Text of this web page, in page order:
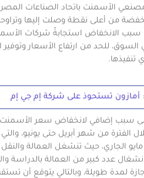
الأسمنت باتحاد الصناعات
سبب الانخفاض استجابةً شركات
للحد من ارتفاع الأسعار وتوفير
تنفيذها.
أمازون تستحوذ على شركة إم جي إم
إلى سبب إضافي لانخفاض سعر
الفترة من شهر أبريل حتى يونيو،
الجاري، حيث تنشغل العمالة
عدد كبير من العمالة بالدراسة
لمدة طويلة، وبالتالي يتوقع أن